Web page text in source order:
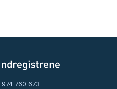
974 760 673